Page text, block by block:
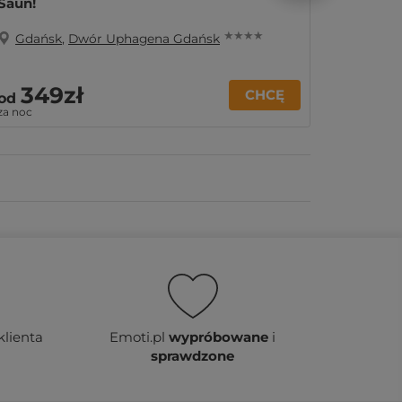
Gdańsk, Dwór Uphagena Gdańsk ★ ★ ★ ★
349zł
noc
CHCĘ
Emoti.plwypróbowane i
sprawdzone